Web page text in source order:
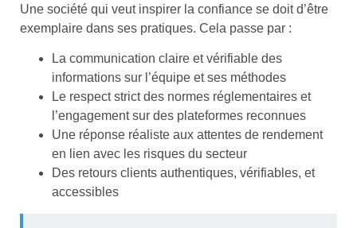
Une société qui veut inspirer la confiance se doit d’être
exemplaire dans ses pratiques. Cela passe par :
La communication claire et vérifiable des
informations sur l’équipe et ses méthodes
Le respect strict des normes réglementaires et
l’engagement sur des plateformes reconnues
Une réponse réaliste aux attentes de rendement
en lien avec les risques du secteur
Des retours clients authentiques, vérifiables, et
accessibles